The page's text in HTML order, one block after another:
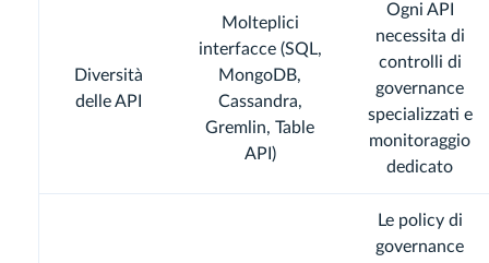
Diversità
delle API
Molteplici
interfacce (SQL,
MongoDB,
Cassandra,
Gremlin, Table
API)
Ogni API
necessita di
controlli di
governance
specializzati e
monitoraggio
dedicato
Le policy di
governance